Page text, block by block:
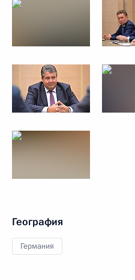
География
Германия